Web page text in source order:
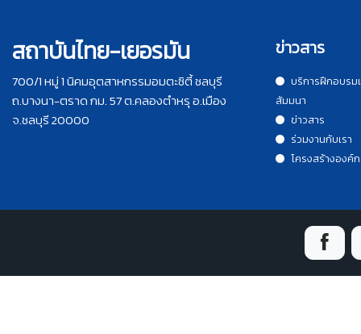
สถาบันไทย-เยอรมัน
700/1 หมู่ 1 นิคมอุตสาหกรรมอมตะซิตี้ ชลบุรี
ถ.บางนา-ตราด กม. 57 ต.คลองตำหรุ อ.เมือง
จ.ชลบุรี 20000
ข่าวสาร
บริการฝึกอบรม
สัมมนา
ข่าวสาร
ร่วมงานกับเรา
โครงสร้างองค์